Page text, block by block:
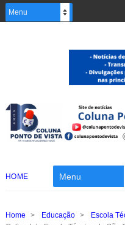
HOME
Home > Educação > Escola